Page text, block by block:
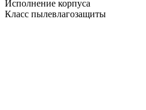
Исполнение корпуса
Класс пылевлагозащиты